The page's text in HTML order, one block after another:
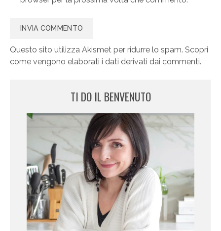
Questo sito utilizza Akismet per ridurre lo spam. Scopri
come vengono elaborati i dati derivati dai commenti.
TI DO IL BENVENUTO